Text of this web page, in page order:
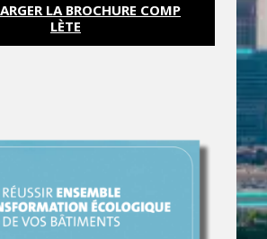
LA BROCHURE COMP
LÈTE